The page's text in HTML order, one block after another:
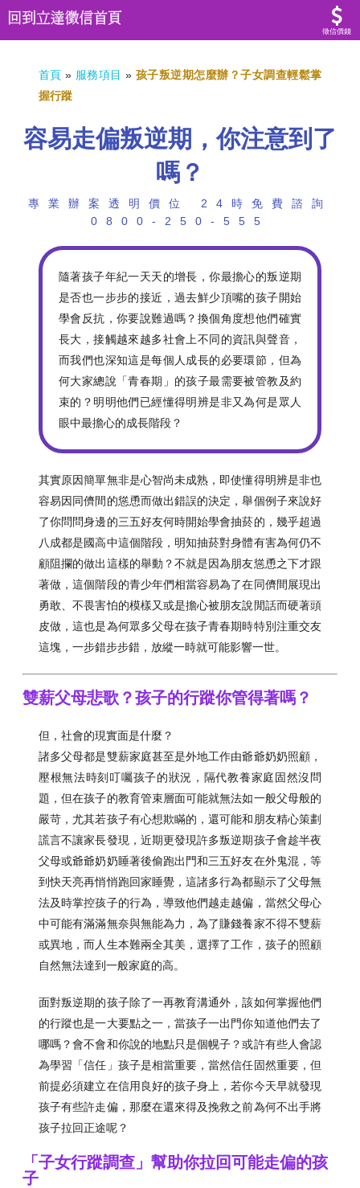
徵信價錢
首頁 » 服務項目 » 孩子叛逆期怎麼辦？子女調查輕鬆掌
握行蹤
容易走偏叛逆期，你注意到了
嗎？
專業辦案透明價位 24時免費諮詢
0800-250-555
隨著孩子年紀一天天的增長，你最擔心的叛逆期
是否也一步步的接近，過去鮮少頂嘴的孩子開始
學會反抗，你要說難過嗎？換個角度想他們確實
長大，接觸越來越多社會上不同的資訊與聲音，
而我們也深知這是每個人成長的必要環節，但為
何大家總說「青春期」的孩子最需要被管教及約
束的？明明他們已經懂得明辨是非又為何是眾人
眼中最擔心的成長階段？
其實原因簡單無非是心智尚未成熟，即使懂得明辨是非也
容易因同儕間的慫恿而做出錯誤的決定，舉個例子來說好
了你問問身邊的三五好友何時開始學會抽菸的，幾乎超過
八成都是國高中這個階段，明知抽菸對身體有害為何仍不
顧阻攔的做出這樣的舉動？不就是因為朋友慫恿之下才跟
著做，這個階段的青少年們相當容易為了在同儕間展現出
勇敢、不畏害怕的模樣又或是擔心被朋友說閒話而硬著頭
皮做，這也是為何眾多父母在孩子青春期時特別注重交友
這塊，一步錯步步錯，放縱一時就可能影響一世。
雙薪父母悲歌？孩子的行蹤你管得著嗎？
但，社會的現實面是什麼？
諸多父母都是雙薪家庭甚至是外地工作由爺爺奶奶照顧，
壓根無法時刻叮囑孩子的狀況，隔代教養家庭固然沒問
題，但在孩子的教育管束層面可能就無法如一般父母般的
嚴苛，尤其若孩子有心想欺瞞的，還可能和朋友精心策劃
謊言不讓家長發現，近期更發現許多叛逆期孩子會趁半夜
父母或爺爺奶奶睡著後偷跑出門和三五好友在外鬼混，等
到快天亮再悄悄跑回家睡覺，這諸多行為都顯示了父母無
法及時掌控孩子的行為，導致他們越走越偏，當然父母心
中可能有滿滿無奈與無能為力，為了賺錢養家不得不雙薪
或異地，而人生本難兩全其美，選擇了工作，孩子的照顧
自然無法達到一般家庭的高。
面對叛逆期的孩子除了一再教育溝通外，該如何掌握他們
的行蹤也是一大要點之一，當孩子一出門你知道他們去了
哪嗎？會不會和你說的地點只是個幌子？或許有些人會認
為學習「信任」孩子是相當重要，當然信任固然重要，但
前提必須建立在信用良好的孩子身上，若你今天早就發現
孩子有些許走偏，那麼在還來得及挽救之前為何不出手將
孩子拉回正途呢？
「子女行蹤調查」幫助你拉回可能走偏的孩
子